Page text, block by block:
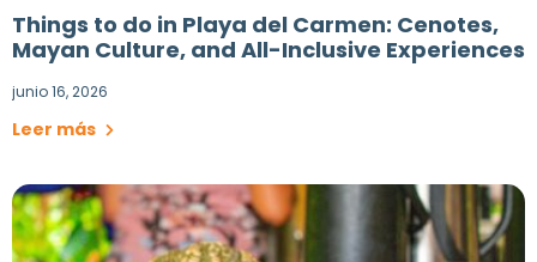
Things to do in Playa del Carmen: Cenotes,
Mayan Culture, and All-Inclusive Experiences
junio 16, 2026
Leer más